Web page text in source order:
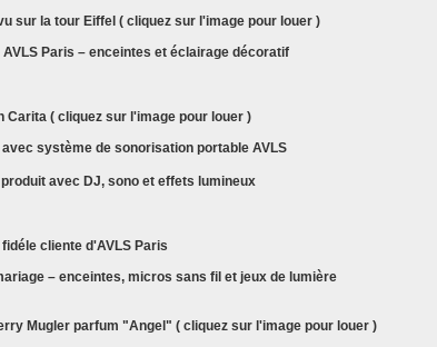
sur la tour Eiffel ( cliquez sur l'image pour louer )
Carita ( cliquez sur l'image pour louer )
cliente d'AVLS Paris
Mugler parfum "Angel" ( cliquez sur l'image pour louer )